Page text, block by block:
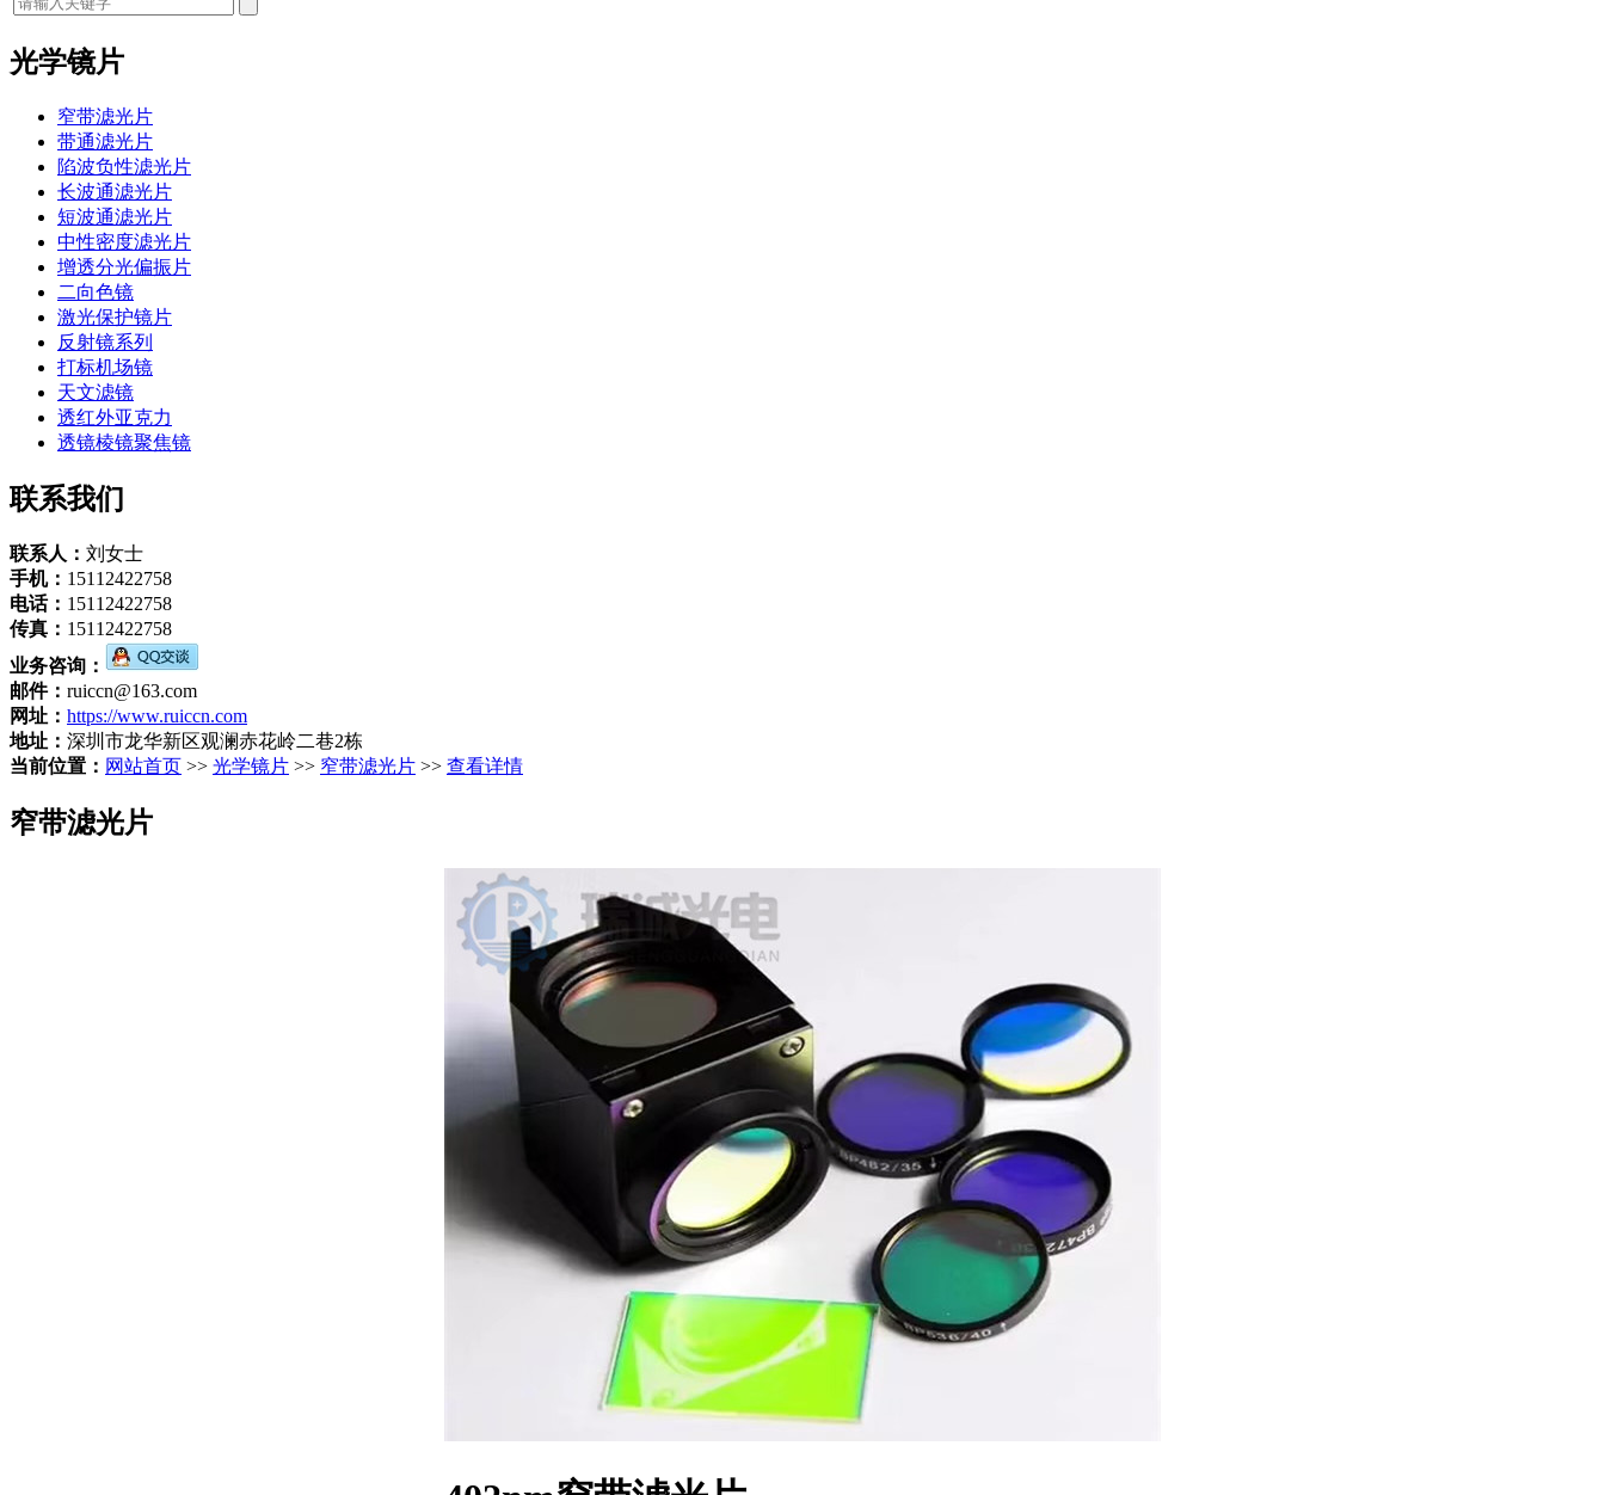
光学镜片
窄带滤光片
带通滤光片
陷波负性滤光片
长波通滤光片
短波通滤光片
中性密度滤光片
增透分光偏振片
二向色镜
激光保护镜片
反射镜系列
打标机场镜
天文滤镜
透红外亚克力
透镜棱镜聚焦镜
联系我们
联系人： 刘女士
手机： 15112422758
电话： 15112422758
传真： 15112422758
业务咨询：
邮件： ruiccn@163.com
网址： https://www.ruiccn.com
地址： 深圳市龙华新区观澜赤花岭二巷2栋
当前位置： 网站首页 >> 光学镜片 >> 窄带滤光片 >> 查看详情
窄带滤光片